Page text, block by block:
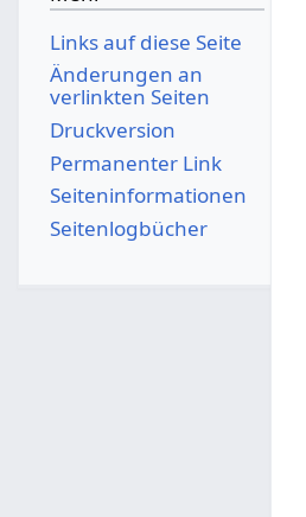
Links auf diese Seite
Änderungen an
verlinkten Seiten
Druckversion
Permanenter Link
Seiten­­informationen
Seitenlogbücher